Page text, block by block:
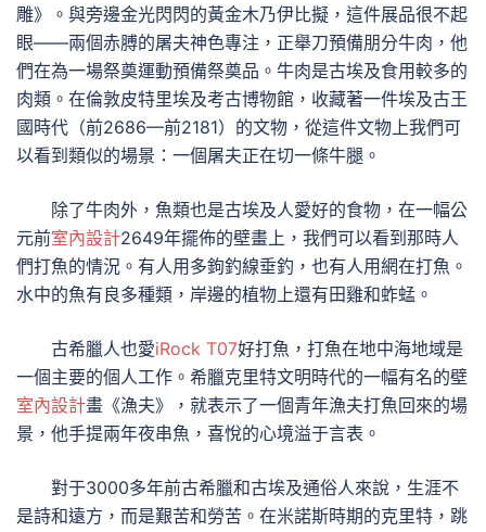
雕》。與旁邊金光閃閃的黃金木乃伊比擬，這件展品很不起
眼——兩個赤膊的屠夫神色專注，正舉刀預備朋分牛肉，他
們在為一場祭奠運動預備祭奠品。牛肉是古埃及食用較多的
肉類。在倫敦皮特里埃及考古博物館，收藏著一件埃及古王
國時代（前2686—前2181）的文物，從這件文物上我們可
以看到類似的場景：一個屠夫正在切一條牛腿。
除了牛肉外，魚類也是古埃及人愛好的食物，在一幅公
元前室內設計2649年擺佈的壁畫上，我們可以看到那時人
們打魚的情況。有人用多鉤釣線垂釣，也有人用網在打魚。
水中的魚有良多種類，岸邊的植物上還有田雞和蚱蜢。
古希臘人也愛iRock T07好打魚，打魚在地中海地域是
一個主要的個人工作。希臘克里特文明時代的一幅有名的壁
室內設計畫《漁夫》，就表示了一個青年漁夫打魚回來的場
景，他手提兩年夜串魚，喜悅的心境溢于言表。
對于3000多年前古希臘和古埃及通俗人來說，生涯不
是詩和遠方，而是艱苦和勞苦。在米諾斯時期的克里特，跳